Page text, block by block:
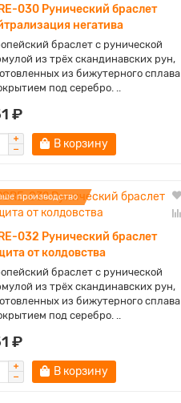
030 Рунический браслет
негатива
браслет с рунической
из трёх скандинавских рун,
из бижутерного сплава
под серебро. ..
₽
В корзину
производство
032 Рунический браслет
от колдовства
браслет с рунической
из трёх скандинавских рун,
из бижутерного сплава
под серебро. ..
₽
В корзину